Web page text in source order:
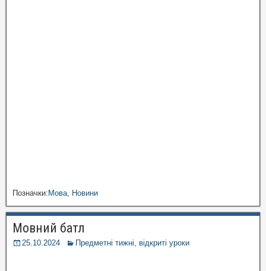
Позначки:Мова Новини
Мовний батл
25.10.2024 Предметні тижні, відкриті уроки